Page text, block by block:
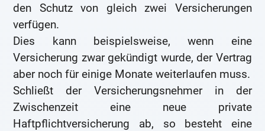
den Schutz von gleich zwei Versicherungen
verfügen.
Dies kann beispielsweise, wenn eine
Versicherung zwar gekündigt wurde, der Vertrag
aber noch für einige Monate weiterlaufen muss.
Schließt der Versicherungsnehmer in der
Zwischenzeit eine neue private
Haftpflichtversicherung ab, so besteht eine